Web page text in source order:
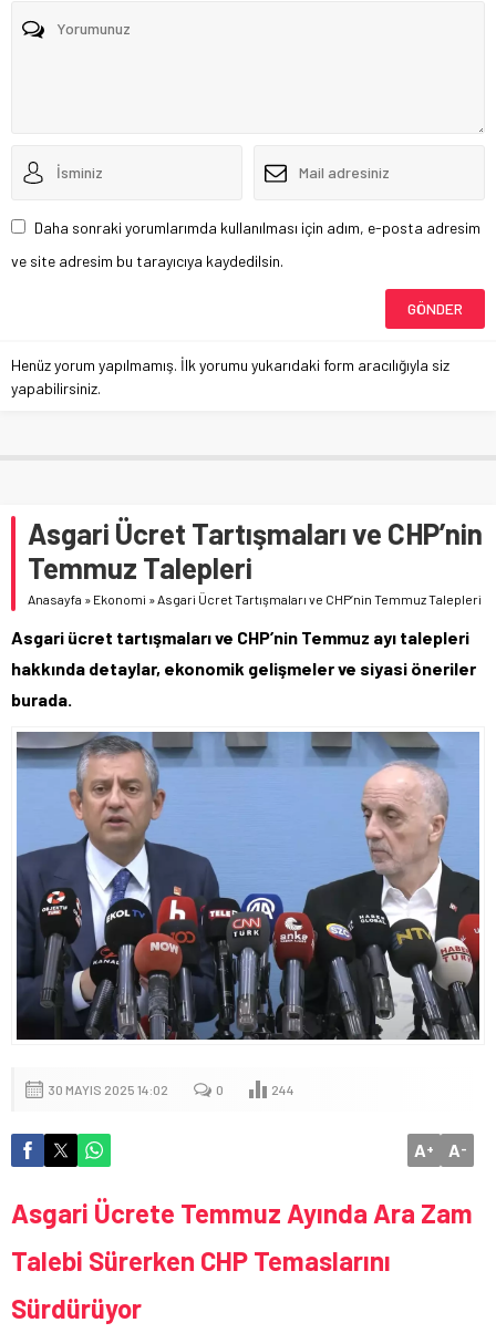
Daha sonraki yorumlarımda kullanılması için adım, e-posta adresim
ve site adresim bu tarayıcıya kaydedilsin.
Henüz yorum yapılmamış. İlk yorumu yukarıdaki form aracılığıyla siz
yapabilirsiniz.
Asgari Ücret Tartışmaları ve CHP’nin
Temmuz Talepleri
Anasayfa » Ekonomi » Asgari Ücret Tartışmaları ve CHP’nin Temmuz Talepleri
Asgari ücret tartışmaları ve CHP’nin Temmuz ayı talepleri
hakkında detaylar, ekonomik gelişmeler ve siyasi öneriler
burada.
30 MAYIS 2025 14:02 0 244
A+ A-
Asgari Ücrete Temmuz Ayında Ara Zam
Talebi Sürerken CHP Temaslarını
Sürdürüyor